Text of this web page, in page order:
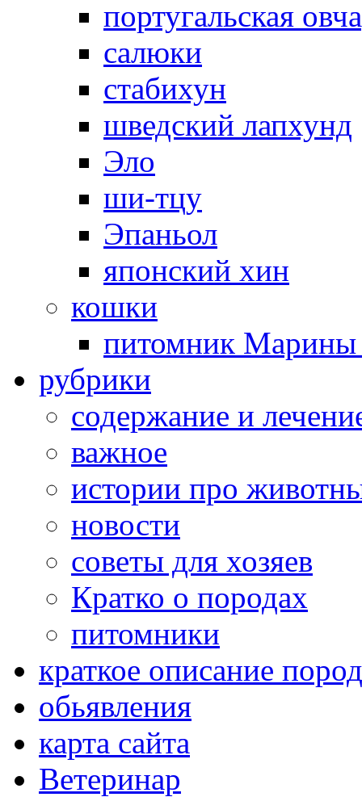
португальская
салюки
стабихун
шведский лапхунд
Эло
ши-тцу
Эпаньол
японский хин
кошки
питомник Марины
рубрики
cодержание и
важное
истории про
новости
советы для хозяев
Кратко о породах
питомники
краткое описание пород
обьявления
карта сайта
Ветеринар